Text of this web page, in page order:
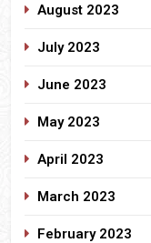
August 2023
July 2023
June 2023
May 2023
April 2023
March 2023
February 2023